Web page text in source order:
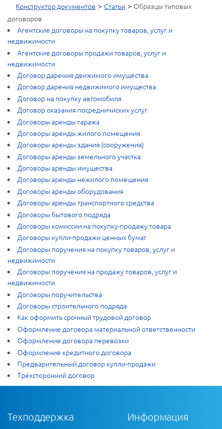
Конструктор документов > Статьи > Образцы типовых
договоров
Агентские договоры на покупку товаров, услуг и
недвижимости
Агентские договоры продажи товаров, услуг и
недвижимости
Договор дарения движимого имущества
Договор дарения недвижимого имущества
Договор на покупку автомобиля
Договор оказания посредничиских услуг
Договоры аренды гаража
Договоры аренды жилого помещения
Договоры аренды здания (сооружения)
Договоры аренды земельного участка
Договоры аренды имущества
Договоры аренды нежилого помещения
Договоры аренды оборудования
Договоры аренды транспортного средства
Договоры бытового подряда
Договоры комиссии на покупку-продажу товара
Договоры купли-продажи ценных бумаг
Договоры поручения на покупку товаров, услуг и
недвижимости
Договоры поручения на продажу товаров, услуг и
недвижимости
Договоры поручительства
Договоры строительного подряда
Как оформить срочный трудовой договор
Оформление договора материальной ответственности
Оформление договора перевозки
Оформление кредитного договора
Предварительный договор купли-продажи
Трехсторонний договор
Техподдержка Информация